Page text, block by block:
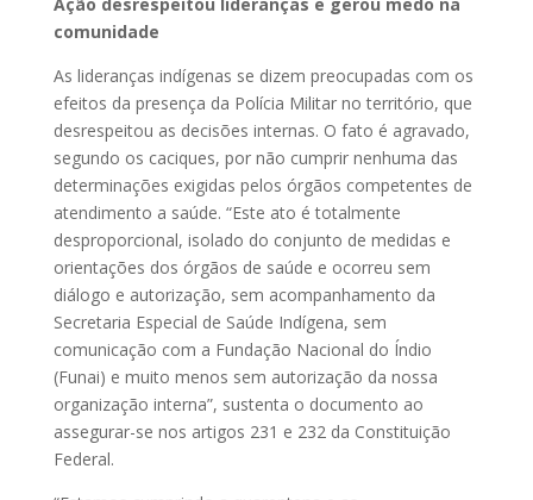
comunidade
As lideranças indígenas se dizem preocupadas com os
efeitos da presença da Polícia Militar no território, que
desrespeitou as decisões internas. O fato é agravado,
segundo os caciques, por não cumprir nenhuma das
determinações exigidas pelos órgãos competentes de
atendimento a saúde. “Este ato é totalmente
desproporcional, isolado do conjunto de medidas e
orientações dos órgãos de saúde e ocorreu sem
diálogo e autorização, sem acompanhamento da
Secretaria Especial de Saúde Indígena, sem
comunicação com a Fundação Nacional do Índio
(Funai) e muito menos sem autorização da nossa
organização interna”, sustenta o documento ao
assegurar-se nos artigos 231 e 232 da Constituição
Federal.